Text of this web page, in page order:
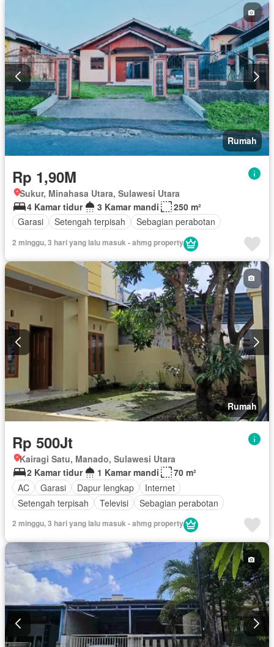
Rumah
Rp 1,90M
Sukur, Minahasa Utara, Sulawesi Utara
4 Kamar tidur
3 Kamar mandi
250 m²
Garasi
Setengah terpisah Sebagian perabotan
2 minggu, 3 hari yang lalu masuk - ahmg property
Rumah
Rp 500Jt
Kairagi Satu, Manado, Sulawesi Utara
2 Kamar tidur
1 Kamar mandi
70 m²
AC
Garasi Dapur lengkap
Internet
Setengah terpisah
Televisi Sebagian perabotan
2 minggu, 3 hari yang lalu masuk - ahmg property